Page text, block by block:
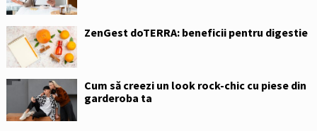
ZenGest doTERRA: beneficii pentru digestie
Cum să creezi un look rock-chic cu piese din
garderoba ta